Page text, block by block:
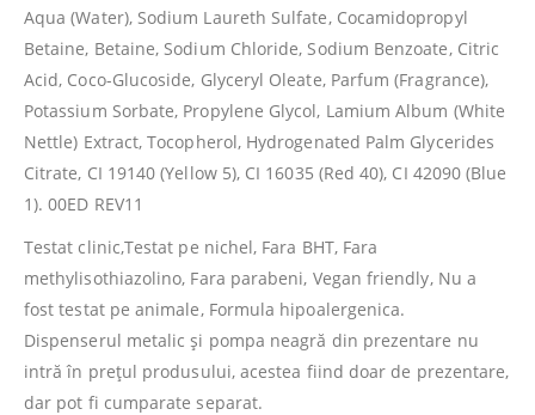
Aqua (Water), Sodium Laureth Sulfate, Cocamidopropyl
Betaine, Betaine, Sodium Chloride, Sodium Benzoate, Citric
Acid, Coco-Glucoside, Glyceryl Oleate, Parfum (Fragrance),
Potassium Sorbate, Propylene Glycol, Lamium Album (White
Nettle) Extract, Tocopherol, Hydrogenated Palm Glycerides
Citrate, CI 19140 (Yellow 5), CI 16035 (Red 40), CI 42090 (Blue
1). 00ED REV11
Testat clinic,Testat pe nichel, Fara BHT, Fara
methylisothiazolino, Fara parabeni, Vegan friendly, Nu a
fost testat pe animale, Formula hipoalergenica.
Dispenserul metalic și pompa neagră din prezentare nu
intră în prețul produsului, acestea fiind doar de prezentare,
dar pot fi cumparate separat.